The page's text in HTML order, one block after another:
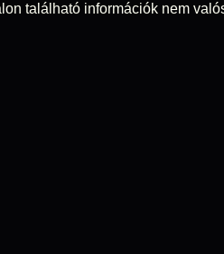
található információk nem